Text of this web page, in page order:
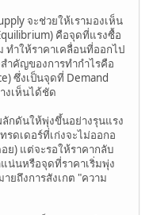
จะช่วยให้เรามองเห็น
คือจุดที่แรงซื้อ
ทำให้ราคาเคลื่อนที่ออกไป
ำคัญของการทำกำไรคือ
ซึ่งเป็นจุดที่ Demand
งเห็นได้ชัด
ลักดันให้พุ่งขึ้นอย่างรุนแรง
รดเดอร์ที่เก่งจะไม่ออกอ
ย) แต่จะรอให้ราคากลับ
น่นหรือจุดที่ราคาเริ่มพุ่ง
ยถึงการสังเกต "ความ